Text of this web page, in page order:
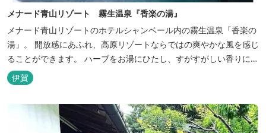
メナード青山リゾート 霧生温泉『香楽の湯』
メナード青山リゾートのホテルシャンベール内の霧生温泉「香楽の
湯」。 開放感にあふれ、高原リゾートならではの爽やかな風を感じ
ることができます。 ハーブをお湯にひたし、すがすがしい香りに心
あらわれる「香りの湯」は、特に女性の方に人気です。 その他、
広々とした空間とたっぷりのお湯が魅力の「大浴場」、高原の景色
を満喫できる「露天風呂」、さらに「ミストサウナ」の合計4種の
お湯をお楽しみいただけま...
伊賀